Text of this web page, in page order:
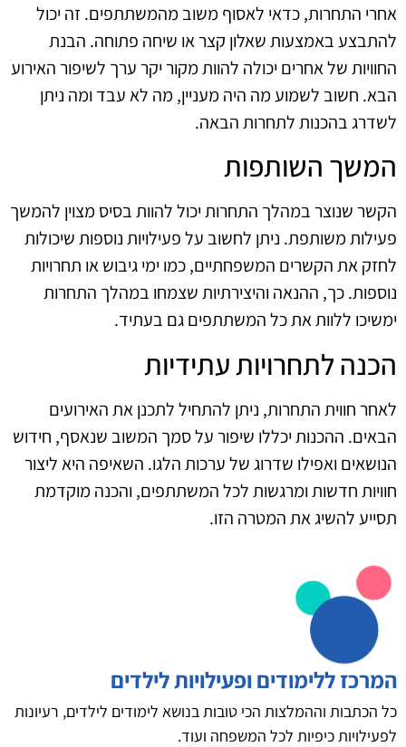
אחרי התחרות, כדאי לאסוף משוב מהמשתתפים. זה יכול
להתבצע באמצעות שאלון קצר או שיחה פתוחה. הבנת
החוויות של אחרים יכולה להוות מקור יקר ערך לשיפור האירוע
הבא. חשוב לשמוע מה היה מעניין, מה לא עבד ומה ניתן
לשדרג בהכנות לתחרות הבאה.
המשך השותפות
הקשר שנוצר במהלך התחרות יכול להוות בסיס מצוין להמשך
פעילות משותפת. ניתן לחשוב על פעילויות נוספות שיכולות
לחזק את הקשרים המשפחתיים, כמו ימי גיבוש או תחרויות
נוספות. כך, ההנאה והיצירתיות שצמחו במהלך התחרות
ימשיכו ללוות את כל המשתתפים גם בעתיד.
הכנה לתחרויות עתידיות
לאחר חווית התחרות, ניתן להתחיל לתכנן את האירועים
הבאים. ההכנות יכללו שיפור על סמך המשוב שנאסף, חידוש
הנושאים ואפילו שדרוג של ערכות הלגו. השאיפה היא ליצור
חוויות חדשות ומרגשות לכל המשתתפים, והכנה מוקדמת
תסייע להשיג את המטרה הזו.
המרכז ללימודים ופעילויות לילדים
כל הכתבות וההמלצות הכי טובות בנושא לימודים לילדים, רעיונות
לפעילויות כיפיות לכל המשפחה ועוד.